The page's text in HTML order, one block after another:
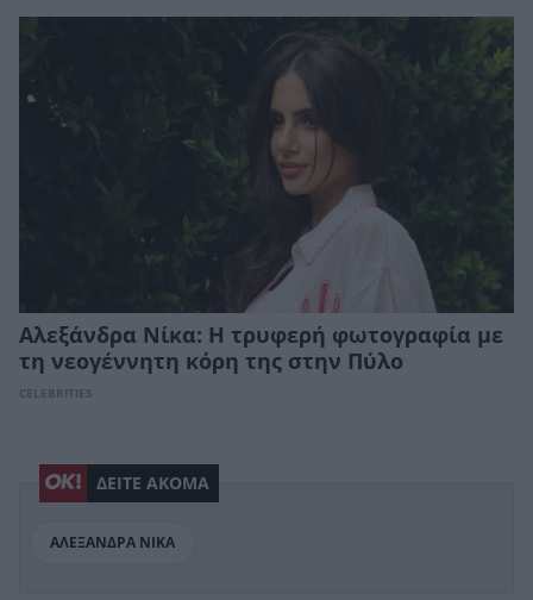
Αλεξάνδρα Νίκα: Η τρυφερή φωτογραφία με
τη νεογέννητη κόρη της στην Πύλο
CELEBRITIES
ΔΕΙΤΕ ΑΚΟΜΑ
ΑΛΕΞΑΝΔΡΑ ΝΙΚΑ